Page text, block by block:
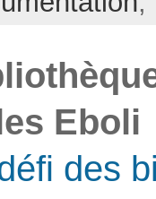
Eboli
des